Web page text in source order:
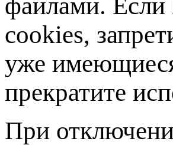
файлами. Если
cookies,
уже
прекратите
При